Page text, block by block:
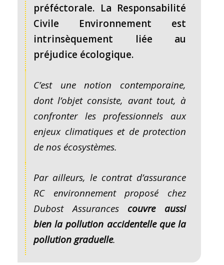
préféctorale. La Responsabilité
Civile Environnement est
intrinsèquement liée au
préjudice écologique.
C’est une notion contemporaine,
dont l’objet consiste, avant tout, à
confronter les professionnels aux
enjeux climatiques et de protection
de nos écosystèmes.
Par ailleurs, le contrat d’assurance
RC environnement proposé chez
Dubost Assurances couvre aussi
bien la pollution accidentelle que la
pollution graduelle.